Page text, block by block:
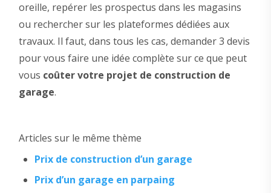
oreille, repérer les prospectus dans les magasins
ou rechercher sur les plateformes dédiées aux
travaux. Il faut, dans tous les cas, demander 3 devis
pour vous faire une idée complète sur ce que peut
vous coûter votre projet de construction de
garage.
Articles sur le même thème
Prix de construction d’un garage
Prix d’un garage en parpaing